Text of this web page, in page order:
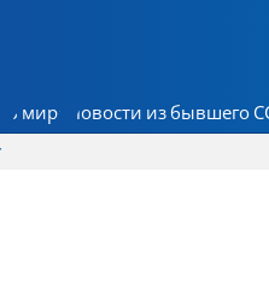
В мире Новости из бывшего